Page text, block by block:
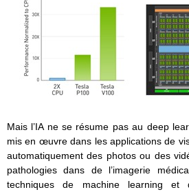
Mais l’IA ne se résume pas au deep
mis en œuvre dans les applications de
automatiquement des photos ou des
pathologies dans de l’imagerie
techniques de machine learning et